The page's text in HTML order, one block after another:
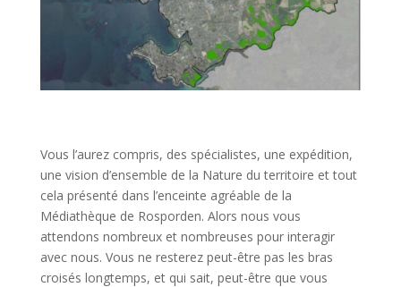
Vous l’aurez compris, des spécialistes, une expédition,
une vision d’ensemble de la Nature du territoire et tout
cela présenté dans l’enceinte agréable de la
Médiathèque de Rosporden. Alors nous vous
attendons nombreux et nombreuses pour interagir
avec nous. Vous ne resterez peut-être pas les bras
croisés longtemps, et qui sait, peut-être que vous